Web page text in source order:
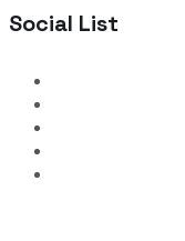
Social List